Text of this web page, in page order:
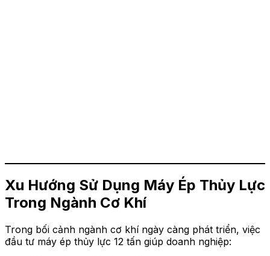
Xu Hướng Sử Dụng Máy Ép Thủy Lực
Trong Ngành Cơ Khí
Trong bối cảnh ngành cơ khí ngày càng phát triển, việc
đầu tư máy ép thủy lực 12 tấn giúp doanh nghiệp: